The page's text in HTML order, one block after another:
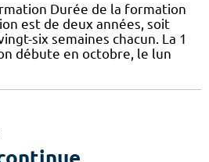
Durée de la formation
est de deux années, soit
six semaines chacun. La 1
débute en octobre, le lun